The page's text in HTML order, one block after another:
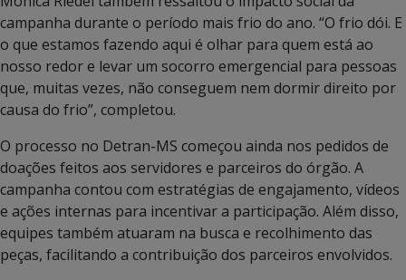
campanha durante o período mais frio do ano. “O frio dói. E
o que estamos fazendo aqui é olhar para quem está ao
nosso redor e levar um socorro emergencial para pessoas
que, muitas vezes, não conseguem nem dormir direito por
causa do frio”, completou.
O processo no Detran-MS começou ainda nos pedidos de
doações feitos aos servidores e parceiros do órgão. A
campanha contou com estratégias de engajamento, vídeos
e ações internas para incentivar a participação. Além disso,
equipes também atuaram na busca e recolhimento das
peças, facilitando a contribuição dos parceiros envolvidos.